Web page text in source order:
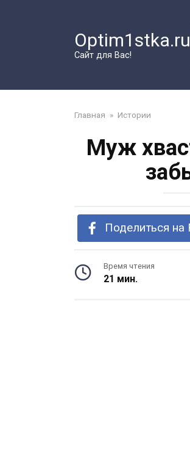
Optim1stka.ru
Сайт для Вас!
Главная » Истории
Муж
Поделиться на
Время чтения
21 мин.